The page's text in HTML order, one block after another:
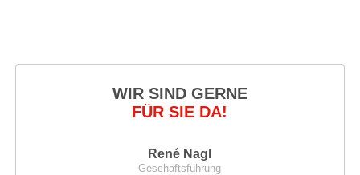
WIR SIND GERNE
FÜR SIE DA!
René Nagl
Geschäftsführung